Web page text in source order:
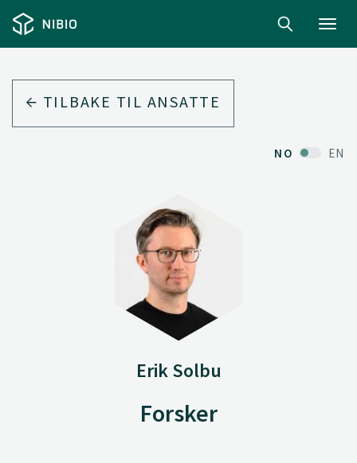
TILBAKE TIL ANSATTE
NO EN
Erik Solbu
Forsker